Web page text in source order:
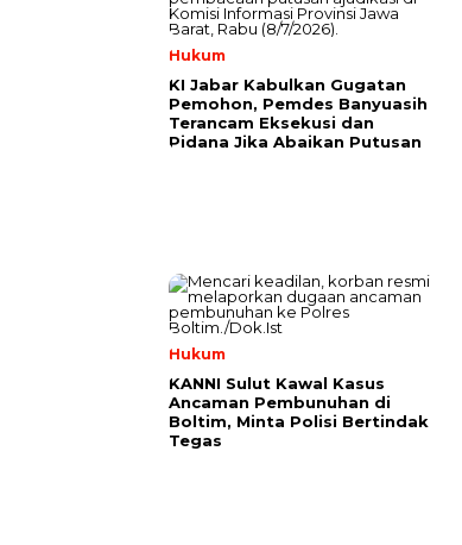
Hukum
KI Jabar Kabulkan Gugatan
Pemohon, Pemdes Banyuasih
Terancam Eksekusi dan
Pidana Jika Abaikan Putusan
Hukum
KANNI Sulut Kawal Kasus
Ancaman Pembunuhan di
Boltim, Minta Polisi Bertindak
Tegas